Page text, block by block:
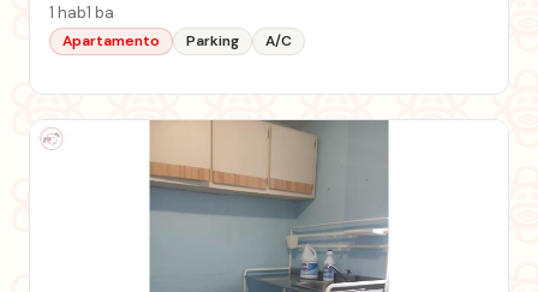
1 hab1 ba
Apartamento Parking A/C